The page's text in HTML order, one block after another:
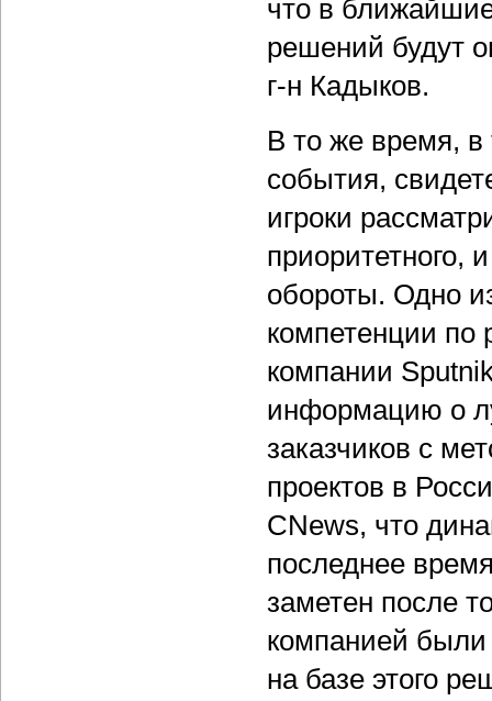
что в
решений будут
г-н Кадыков.
В то же время, в
события,
игроки
приоритетного,
обороты. Одно
компетенции по
компании
информацию о
заказчиков с
проектов в
CNews, что
последнее
заметен после
компанией
на базе этого